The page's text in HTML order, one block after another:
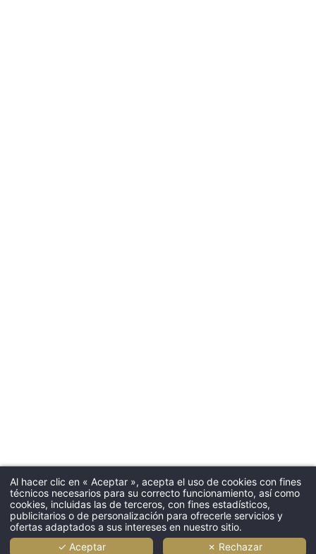
Al hacer clic en « Aceptar », acepta el uso de cookies con fines
técnicos necesarios para su correcto funcionamiento, así como
cookies, incluidas las de terceros, con fines estadísticos,
publicitarios o de personalización para ofrecerle servicios y
ofertas adaptados a sus intereses en nuestro sitio.
✓ Aceptar
✗ Rechazar